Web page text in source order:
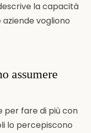
la capacità
vogliono
assumere
per fare di più con
lo percepiscono